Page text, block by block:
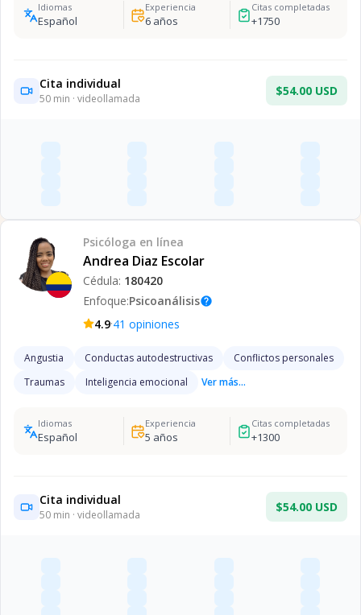
Idiomas
Español
Experiencia
6años
Citas completadas
+1750
Cita individual
50 min · videollamada
$54.00 USD
Psicóloga en línea
Andrea Diaz Escolar
Cédula: 180420
Enfoque:Psicoanálisishelp
4.9·41 opiniones
Angustia Conductas autodestructivas
Conflictos personales
Traumas
Inteligencia emocional Ver más...
Idiomas
Español
Experiencia
5 años
Citas completadas
+1300
Cita individual
50 min · videollamada
$54.00 USD